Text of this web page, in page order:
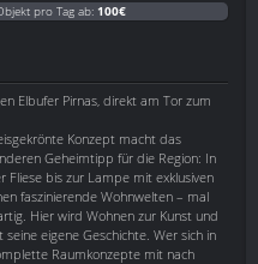
pro Tag ab: 100€
Elbufer Pirnas, direkt am Tor zum
Konzept macht das
Geheimtipp für die Region: In
Fliese bis zur Lampe mit exklusiven
faszinierende Wohnwelten – mal
Hier wird Wohnen zur Kunst und
eigene Geschichte. Wer sich in
Raumkonzepte mit nach